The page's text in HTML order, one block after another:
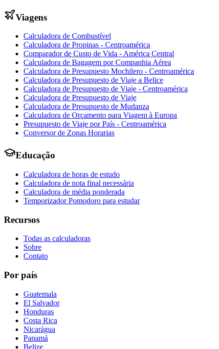
Viagens
Calculadora de Combustível
Calculadora de Propinas - Centroamérica
Comparador de Custo de Vida - América Central
Calculadora de Bagagem por Companhia Aérea
Calculadora de Presupuesto Mochilero - Centroamérica
Calculadora de Presupuesto de Viaje a Belice
Calculadora de Presupuesto de Viaje - Centroamérica
Calculadora de Presupuesto de Viaje
Calculadora de Presupuesto de Mudanza
Calculadora de Orçamento para Viagem à Europa
Presupuesto de Viaje por País - Centroamérica
Conversor de Zonas Horarias
Educação
Calculadora de horas de estudo
Calculadora de nota final necessária
Calculadora de média ponderada
Temporizador Pomodoro para estudar
Recursos
Todas as calculadoras
Sobre
Contato
Por país
Guatemala
El Salvador
Honduras
Costa Rica
Nicarágua
Panamá
Belize